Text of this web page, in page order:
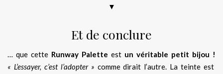
▼
Et de conclure
… que cette Runway Palette est un véritable petit bijou !
« L’essayer, c’est l’adopter » comme dirait l’autre. La teinte est